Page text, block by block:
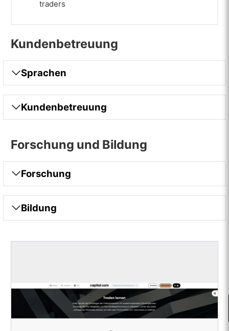
traders
Kundenbetreuung
Sprachen
Kundenbetreuung
Forschung und Bildung
Forschung
Bildung